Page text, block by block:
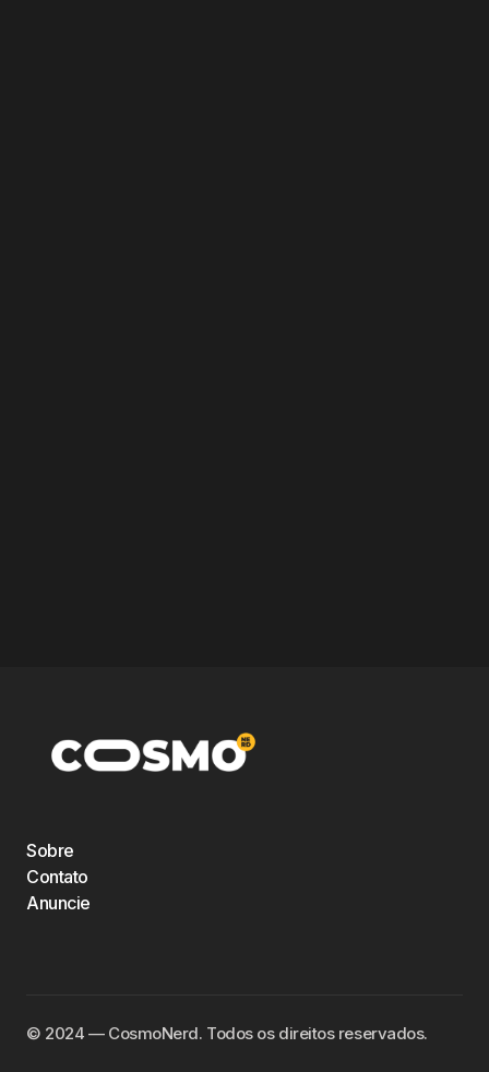
Sobre
Contato
Anuncie
©️ 2024 — CosmoNerd. Todos os direitos reservados.